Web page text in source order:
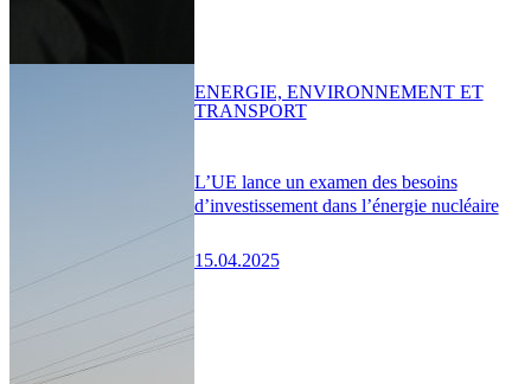
L’UE lance un examen des besoins
d’investissement dans l’énergie nucléaire
15.04.2025
ENERGIE, ENVIRONNEMENT ET
TRANSPORT